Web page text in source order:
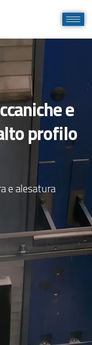
e
profilo
e alesatura